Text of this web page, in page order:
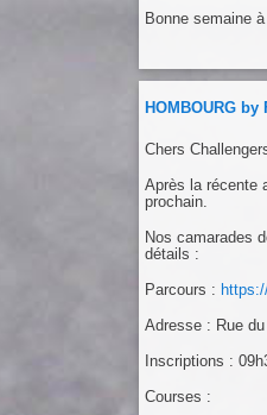
Bonne semaine
HOMBOURG
Chers
Après la récente
prochain.
Nos camarades
détails :
Parcours :
Adresse : Rue
Inscriptions :
Courses :